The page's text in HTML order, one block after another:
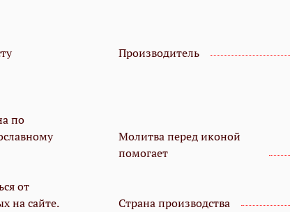
Производитель
по
Молитва перед иконой
помогает
от
на сайте.
Страна производства